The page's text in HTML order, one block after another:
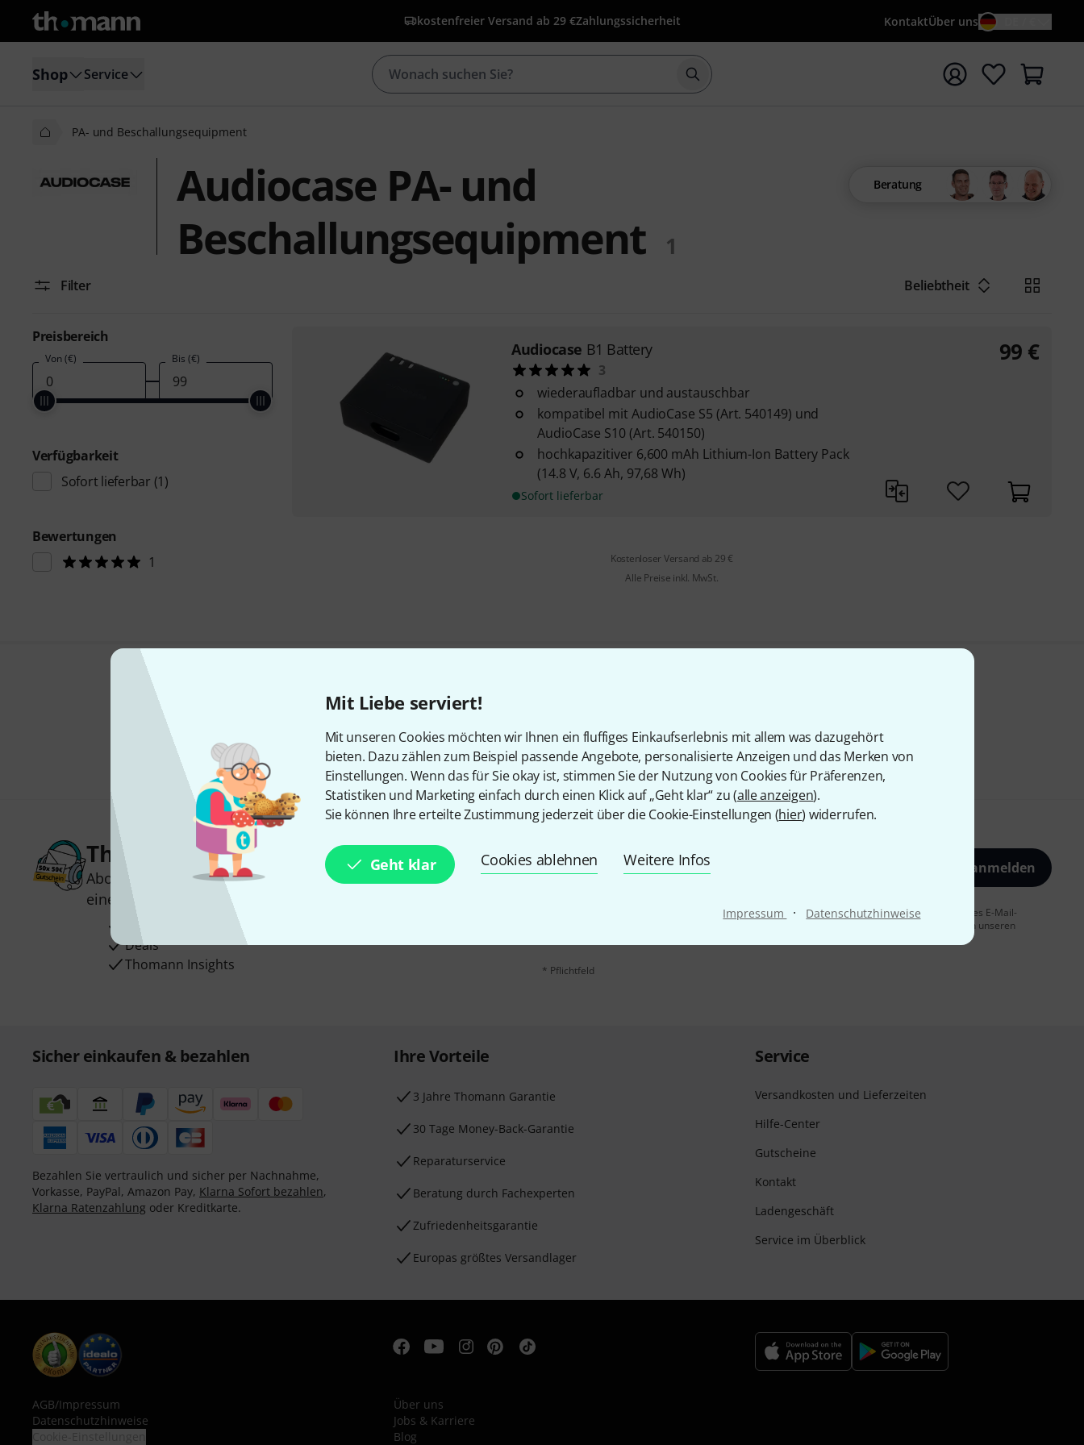
Mit Liebe serviert!
Mit unseren Cookies möchten wir Ihnen ein fluffiges Einkaufserlebnis mit allem was dazugehört
bieten. Dazu zählen zum Beispiel passende Angebote, personalisierte Anzeigen und das Merken von
Einstellungen. Wenn das für Sie okay ist, stimmen Sie der Nutzung von Cookies für Präferenzen,
Statistiken und Marketing einfach durch einen Klick auf „Geht klar“ zu (alle anzeigen).
Sie können Ihre erteilte Zustimmung jederzeit über die Cookie-Einstellungen (hier) widerrufen.
Geht klar Cookies ablehnen Weitere Infos
Impressum · Datenschutzhinweise
kostenfreier Versand ab 29 €Zahlungssicherheit KontaktÜber uns
Shop Service Suche mit Suchwort {searchTerm} starten
PA- und Beschallungsequipment
Audiocase PA- und
Beschallungsequipment
1
Beratung
Filter Beliebtheit
Preisbereich
Von (€) Bis (€)
Verfügbarkeit
Sofort lieferbar (1)
Bewertungen
1
Audiocase B1 Battery
3
wiederaufladbar und austauschbar
kompatibel mit AudioCase S5 (Art. 540149) und
AudioCase S10 (Art. 540150)
hochkapazitiver 6,600 mAh Lithium-Ion Battery Pack
(14.8 V, 6.6 Ah, 97,68 Wh)
Sofort lieferbar
99 €
Kostenloser Versand ab 29 €
Alle Preise inkl. MwSt.
Teilen Hilfe & Feedback
Thomann Newsletter
Abonniere den Thomann Newsletter und gewinne mit etwas Glück
einen von
50 Gutscheinen
Inspirierende Beiträge
Deals
Thomann Insights
E-Mail-Adresse* Jetzt anmelden
Mit Klick auf „Jetzt anmelden“ stimmen Sie dem Erhalt von E-Mail-Werbung und einer Messung des E-Mail-
Nutzungsverhaltens zu. Die Abmeldung ist jederzeit möglich. Weitere Informationen finden Sie in unseren
* Pflichtfeld
Sicher einkaufen & bezahlen
Bezahlen Sie vertraulich und sicher per Nachnahme,
Vorkasse, PayPal, Amazon Pay, Klarna Sofort bezahlen,
Klarna Ratenzahlung oder Kreditkarte.
Ihre Vorteile
3 Jahre Thomann Garantie
30 Tage Money-Back-Garantie
Reparaturservice
Beratung durch Fachexperten
Zufriedenheitsgarantie
Europas größtes Versandlager
Service
Versandkosten und Lieferzeiten
Hilfe-Center
Gutscheine
Kontakt
Ladengeschäft
Service im Überblick
AGB/Impressum
Datenschutzhinweise
Über uns
Jobs & Karriere
Blog